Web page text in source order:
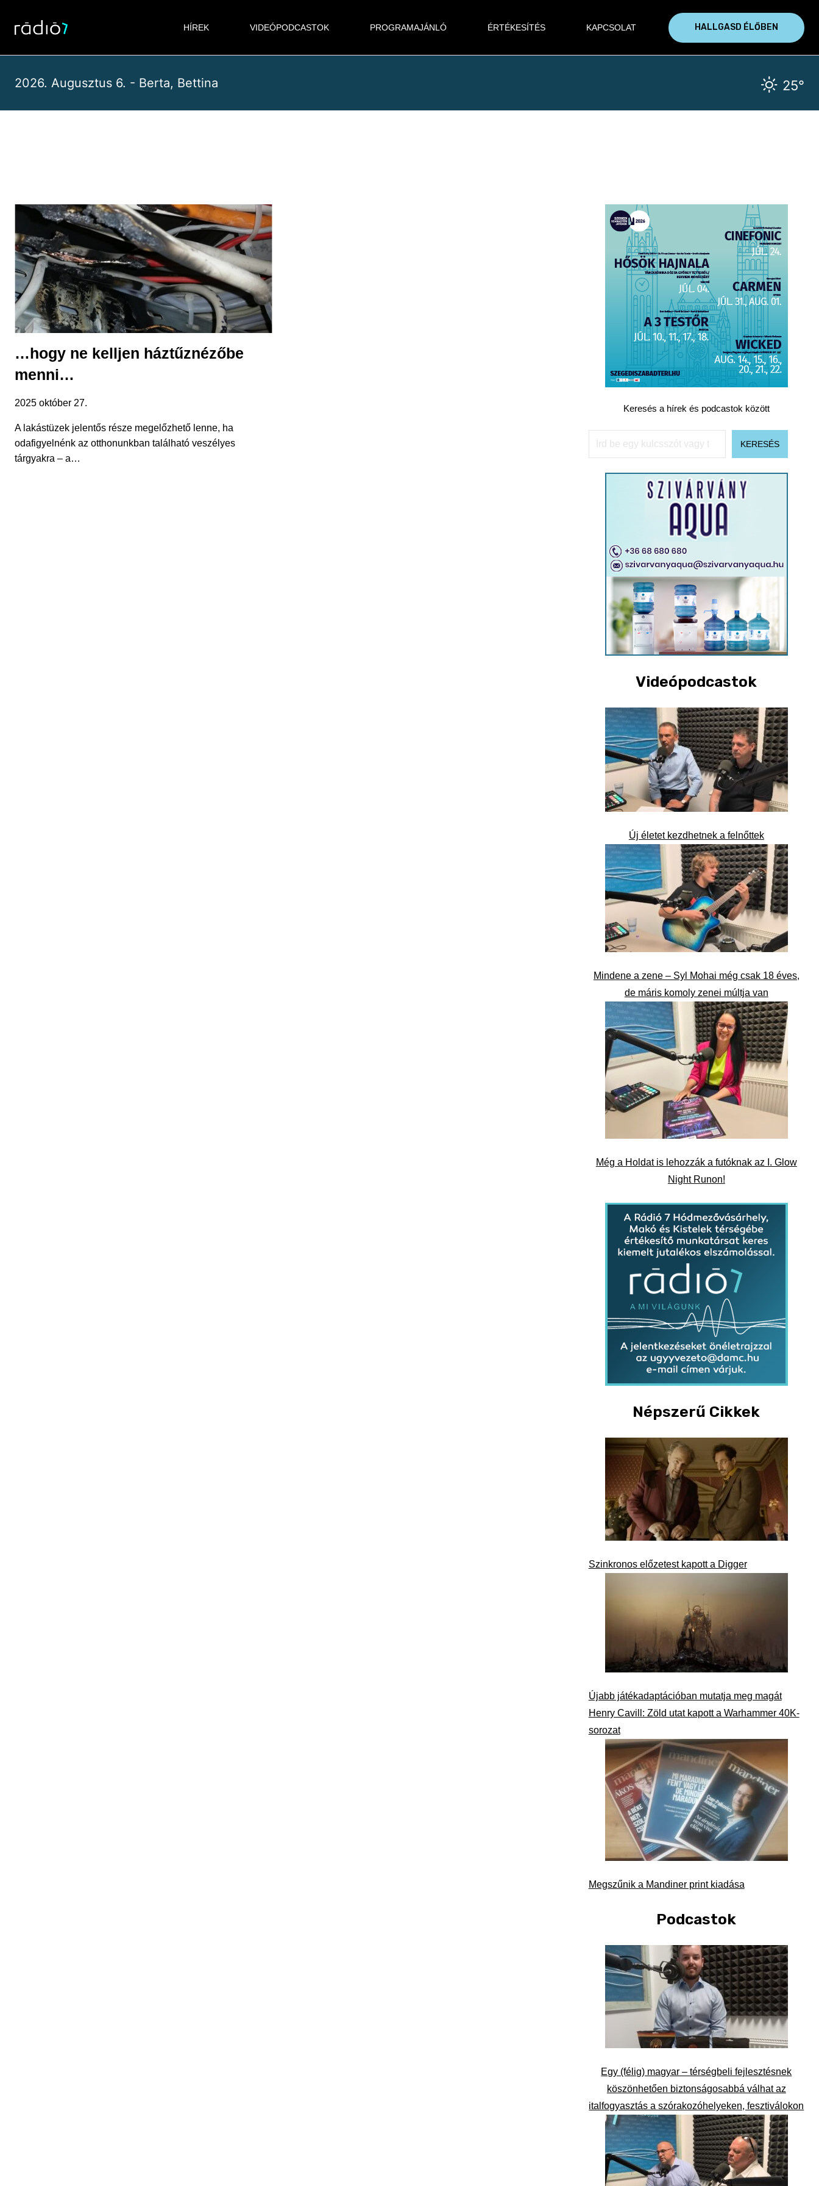
content
HÍREK VIDEÓPODCASTOK PROGRAMAJÁNLÓ ÉRTÉKESÍTÉS KAPCSOLAT HALLGASD ÉLŐBEN
2026. Augusztus 6. - Berta, Bettina 25°
…hogy ne kelljen háztűznézőbe
menni…
2025 október 27.
A lakástüzek jelentős része megelőzhető lenne, ha
odafigyelnénk az otthonunkban található veszélyes
tárgyakra – a…
Keresés a hírek és podcastok között
Keresés
KERESÉS
Videópodcastok
Új életet kezdhetnek a felnőttek
Mindene a zene – Syl Mohai még csak 18 éves,
de máris komoly zenei múltja van
Még a Holdat is lehozzák a futóknak az I. Glow
Night Runon!
Népszerű Cikkek
Szinkronos előzetest kapott a Digger
Újabb játékadaptációban mutatja meg magát
Henry Cavill: Zöld utat kapott a Warhammer 40K-
sorozat
Megszűnik a Mandiner print kiadása
Podcastok
Egy (félig) magyar – térségbeli fejlesztésnek
köszönhetően biztonságosabbá válhat az
italfogyasztás a szórakozóhelyeken, fesztiválokon